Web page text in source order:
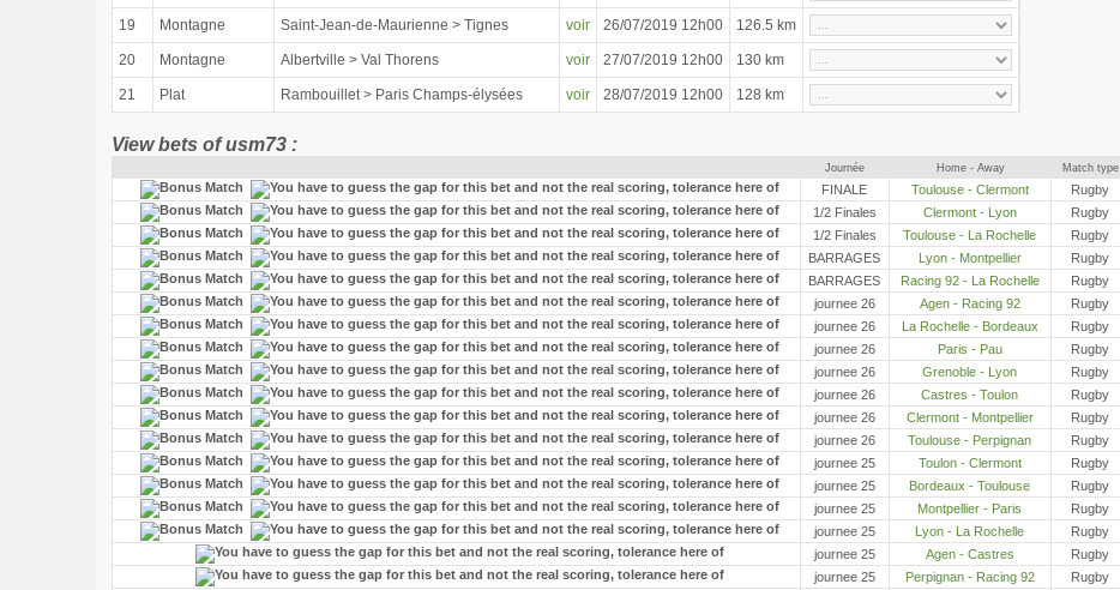
19 Montagne Saint-Jean-de-Maurienne > Tignes voir 26/07/2019 12h00 126.5 km
20 Montagne Albertville > Val Thorens voir 27/07/2019 12h00 130 km
21 Plat Rambouillet > Paris Champs-élysées voir 28/07/2019 12h00 128 km
View bets of usm73 :
Journée Home - Away Match type
FINALE Toulouse - Clermont Rugby
1/2 Finales
Clermont - Lyon Rugby
1/2 Finales
Toulouse - La Rochelle Rugby
BARRAGES
Lyon - Montpellier Rugby
BARRAGES
Racing 92 - La Rochelle Rugby
journee 26
Agen - Racing 92 Rugby
journee 26
La Rochelle - Bordeaux Rugby
journee 26
Paris - Pau Rugby
journee 26
Grenoble - Lyon Rugby
journee 26
Castres - Toulon Rugby
journee 26
Clermont - Montpellier Rugby
journee 26
Toulouse - Perpignan Rugby
journee 25
Toulon - Clermont Rugby
journee 25
Bordeaux - Toulouse Rugby
journee 25
Montpellier - Paris Rugby
journee 25
Lyon - La Rochelle Rugby
journee 25
Agen - Castres Rugby
journee 25
Perpignan - Racing 92 Rugby